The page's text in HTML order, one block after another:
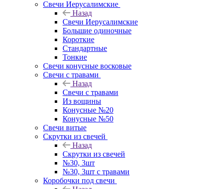
Свечи Иерусалимские
Назад
Свечи Иерусалимские
Большие одиночные
Короткие
Стандартные
Тонкие
Свечи конусные восковые
Свечи с травами
Назад
Свечи с травами
Из вощины
Конусные №20
Конусные №50
Свечи витые
Скрутки из свечей
Назад
Скрутки из свечей
№30, 3шт
№30, 3шт с травами
Коробочки под свечи